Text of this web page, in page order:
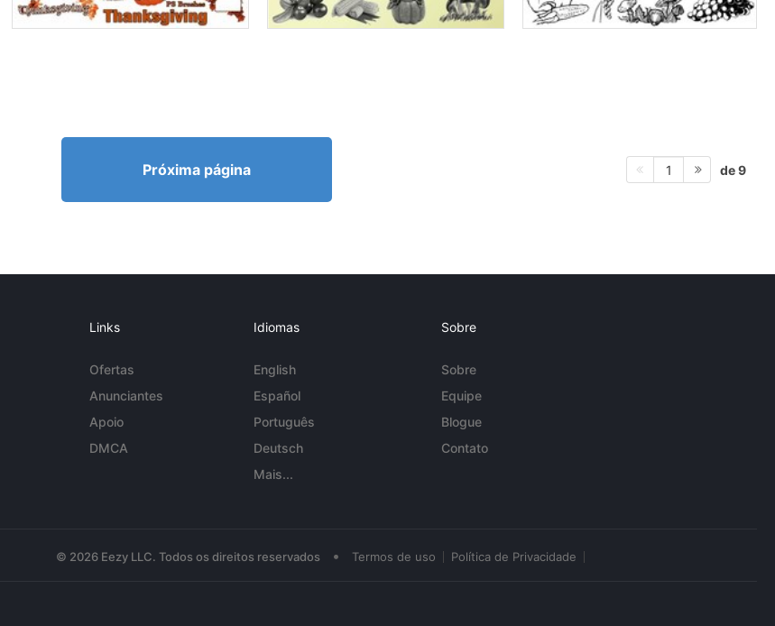
Próxima página 1 de 9
Links
Ofertas
Anunciantes
Apoio
DMCA
Idiomas
English
Español
Português
Deutsch
Mais...
Sobre
Sobre
Equipe
Blogue
Contato
© 2026 Eezy LLC. Todos os direitos reservados • Termos de uso Política de Privacidade